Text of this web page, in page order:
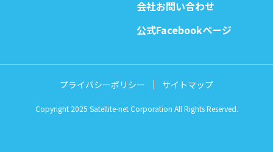
会社お問い合わせ
公式Facebookページ
プライバシーポリシー サイトマップ
Copyright 2025 Satellite-net Corporation All Rights Reserved.